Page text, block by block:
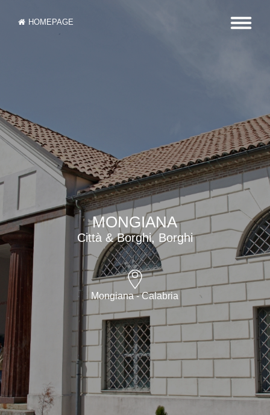
HOMEPAGE
MONGIANA
Città & Borghi, Borghi
Mongiana - Calabria